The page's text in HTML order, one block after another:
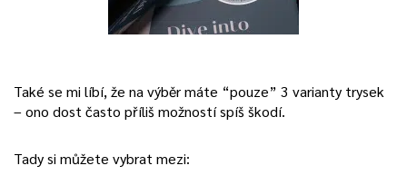
Také se mi líbí, že na výběr máte “pouze” 3 varianty trysek
– ono dost často příliš možností spíš škodí.
Tady si můžete vybrat mezi: